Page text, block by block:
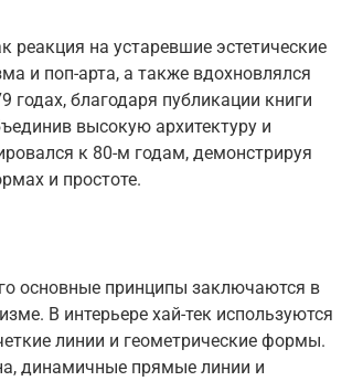
реакция на устаревшие эстетические
и поп-арта, а также вдохновлялся
благодаря публикации книги
высокую архитектуру и
к 80-м годам, демонстрируя
и простоте.
основные принципы заключаются в
В интерьере хай-тек используются
линии и геометрические формы.
динамичные прямые линии и